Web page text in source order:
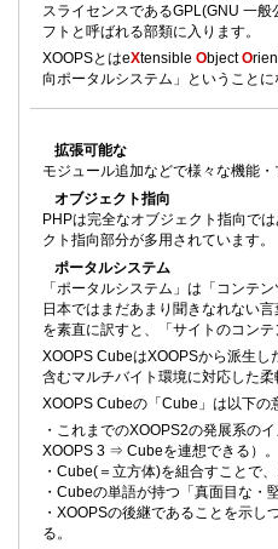
スライセンスであるGPL(GNU 一般
フトと呼ばれる部類に入ります。
XOOPSとはeXtensible ObjectO
向ポータルシステム」ということに
拡張可能な
モジュール追加などで様々な機能
オブジェクト指向
PHPは完全なオブジェクト指向で
クト指向部分が多用されています。
ポータルシステム
「ポータルシステム」は「コンテ
日本ではまだあまり聞きなれない
を素直に訳すと、「サイトのコン
XOOPS CubeはXOOPSから派生
含むマルチバイト環境に対応した
XOOPS Cubeの「Cube」は以下の
・これまでのXOOPS2の発展系の
XOOPS 3 ⇒ Cubeを連想できる）。
・Cube(＝立方体)を組合すことで
・Cubeの単語が持つ「真面目な
・XOOPSの後継であることを示
る。